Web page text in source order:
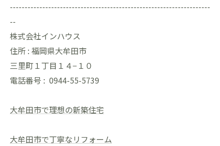
--------------------------------------------------------------------
--
株式会社インハウス
住所 : 福岡県大牟田市
三里町１丁目１４−１０
電話番号 : 0944-55-5739
大牟田市で理想の新築住宅
大牟田市で丁寧なリフォーム